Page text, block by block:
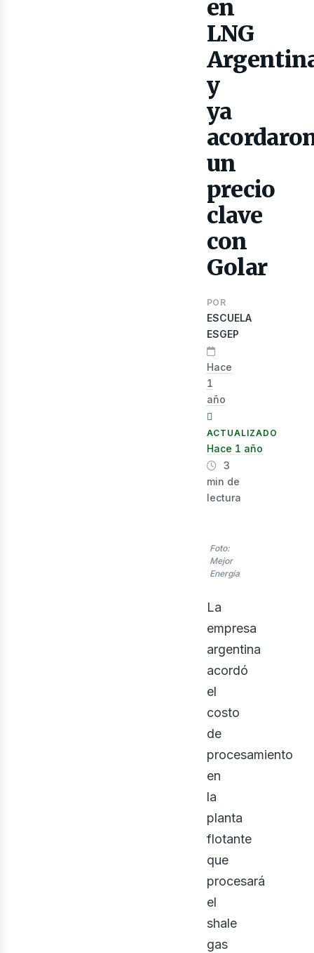
en
LNG
y
ya
un
precio
clave
con
Golar
POR
ESCUELA
ESGEP
Hace
1
año
ACTUALIZADO
Hace 1 año
3
min de
lectura
Foto:
Mejor
Energía
La
empresa
argentina
acordó
el
costo
de
procesamiento
en
la
planta
flotante
que
procesará
el
shale
gas